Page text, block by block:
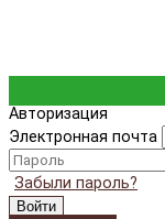
Авторизация
Электронная почта
Забыли пароль?
Войти